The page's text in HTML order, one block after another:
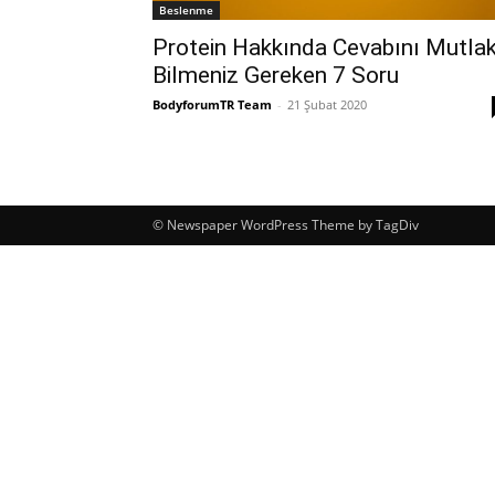
Beslenme
Protein Hakkında Cevabını
Bilmeniz Gereken 7 Soru
BodyforumTR Team - 21 Şubat 2020
© Newspaper WordPress Theme by TagDiv